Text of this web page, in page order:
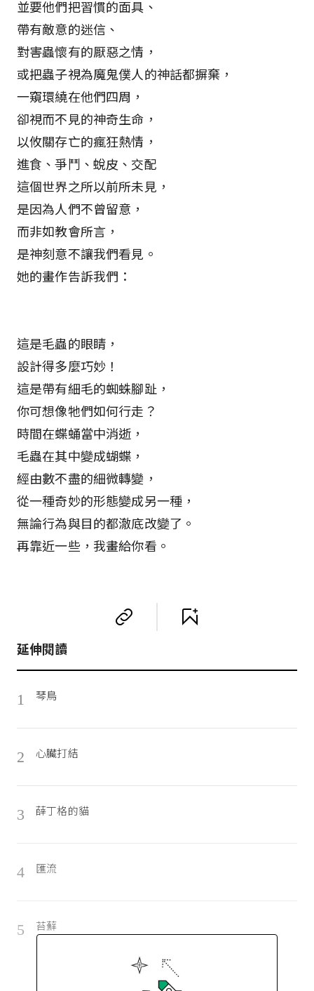
並要他們把習慣的面具、
帶有敵意的迷信、
對害蟲懷有的厭惡之情，
或把蟲子視為魔鬼僕人的神話都摒棄，
一窺環繞在他們四周，
卻視而不見的神奇生命，
以攸關存亡的瘋狂熱情，
進食、爭鬥、蛻皮、交配――
這個世界之所以前所未見，
是因為人們不曾留意，
而非如教會所言，
是神刻意不讓我們看見。
她的畫作告訴我們：
這是毛蟲的眼睛，
設計得多麼巧妙！
這是帶有細毛的蜘蛛腳趾，
你可想像牠們如何行走？
時間在蝶蛹當中消逝，
毛蟲在其中變成蝴蝶，
經由數不盡的細微轉變，
從一種奇妙的形態變成另一種，
無論行為與目的都澈底改變了。
再靠近一些，我畫給你看。
延伸閱讀
1 琴鳥
2 心臟打結
3 薛丁格的貓
4 匯流
5 苔蘚